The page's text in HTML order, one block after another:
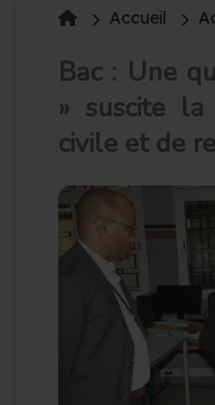
Accueil
Bac : Une
» suscite
civile et de